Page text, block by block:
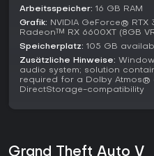
Die Resonanz auf Grand
gemischt; Steam-
schlechtestbewertete
wie Migrationsproblemen
GameFAQs-Rezension lobt
fesselnde Missionen und
Open-World-Action-
doch die Tiefe in Missionen
Arbeitsspeicher: 16 GB RAM
Grafik: NVIDIA GeForce® RTX
Radeon™ RX 6600XT (8GB
Speicherplatz: 105 GB
Zusätzliche Hinweise:
audio system; solution
required for a Dolby Atmos®
DirectStorage-compatibility
Grand Theft Auto V